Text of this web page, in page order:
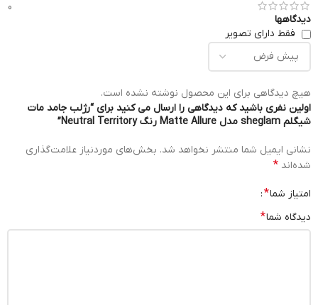
0
دیدگاهها
فقط دارای تصویر
هیچ دیدگاهی برای این محصول نوشته نشده است.
اولین نفری باشید که دیدگاهی را ارسال می کنید برای “رژلب جامد مات
شیگلم sheglam مدل Matte Allure رنگ Neutral Territory”
نشانی ایمیل شما منتشر نخواهد شد. بخش‌های موردنیاز علامت‌گذاری
شده‌اند *
امتیاز شما*
دیدگاه شما*